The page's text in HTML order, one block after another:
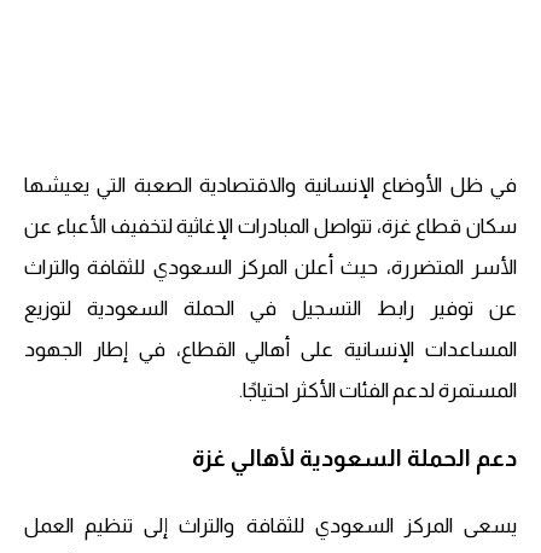
في ظل الأوضاع الإنسانية والاقتصادية الصعبة التي يعيشها
سكان قطاع غزة، تتواصل المبادرات الإغاثية لتخفيف الأعباء عن
الأسر المتضررة، حيث أعلن المركز السعودي للثقافة والتراث
عن توفير رابط التسجيل في الحملة السعودية لتوزيع
المساعدات الإنسانية على أهالي القطاع، في إطار الجهود
المستمرة لدعم الفئات الأكثر احتياجًا.
دعم الحملة السعودية لأهالي غزة
يسعى المركز السعودي للثقافة والتراث إلى تنظيم العمل